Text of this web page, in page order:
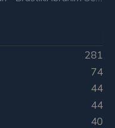
281
74
44
44
40